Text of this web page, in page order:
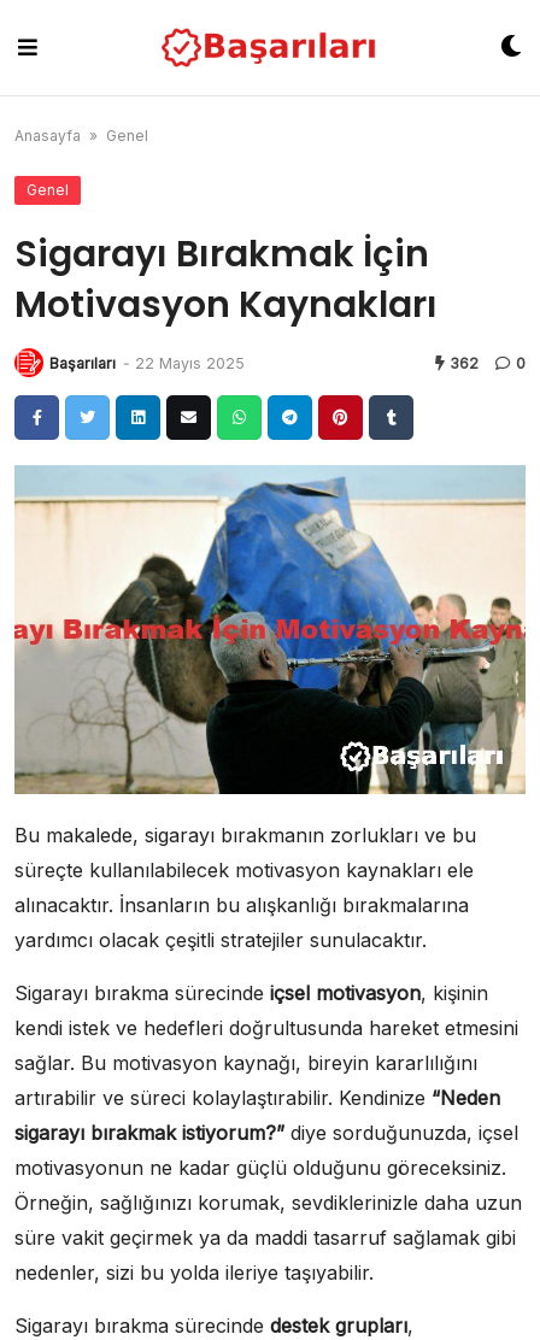
content
Anasayfa » Genel
Genel
Sigarayı Bırakmak İçin
Motivasyon Kaynakları
Başarıları - 22 Mayıs 2025 362 0
Bu makalede, sigarayı bırakmanın zorlukları ve bu
süreçte kullanılabilecek motivasyon kaynakları ele
alınacaktır. İnsanların bu alışkanlığı bırakmalarına
yardımcı olacak çeşitli stratejiler sunulacaktır.
Sigarayı bırakma sürecinde içsel motivasyon, kişinin
kendi istek ve hedefleri doğrultusunda hareket etmesini
sağlar. Bu motivasyon kaynağı, bireyin kararlılığını
artırabilir ve süreci kolaylaştırabilir. Kendinize “Neden
sigarayı bırakmak istiyorum?” diye sorduğunuzda, içsel
motivasyonun ne kadar güçlü olduğunu göreceksiniz.
Örneğin, sağlığınızı korumak, sevdiklerinizle daha uzun
süre vakit geçirmek ya da maddi tasarruf sağlamak gibi
nedenler, sizi bu yolda ileriye taşıyabilir.
Sigarayı bırakma sürecinde destek grupları,